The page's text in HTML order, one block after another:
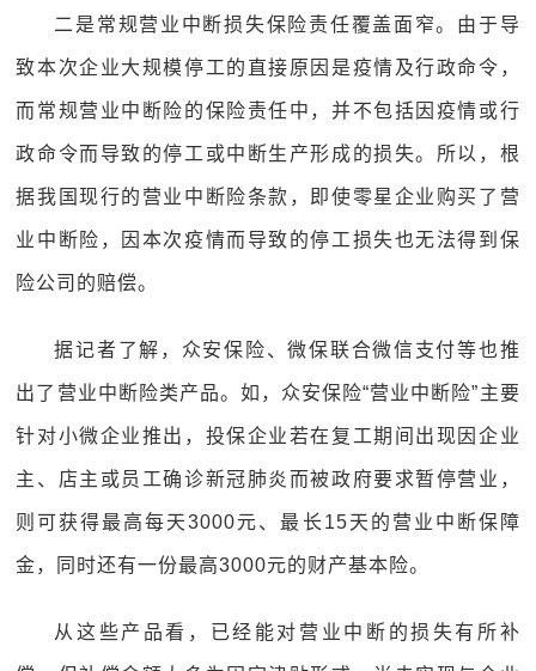
二是常规营业中断损失保险责任覆盖面窄。由于导
致本次企业大规模停工的直接原因是疫情及行政命令，
而常规营业中断险的保险责任中，并不包括因疫情或行
政命令而导致的停工或中断生产形成的损失。所以，根
据我国现行的营业中断险条款，即使零星企业购买了营
业中断险，因本次疫情而导致的停工损失也无法得到保
险公司的赔偿。
据记者了解，众安保险、微保联合微信支付等也推
出了营业中断险类产品。如，众安保险“营业中断险”主要
针对小微企业推出，投保企业若在复工期间出现因企业
主、店主或员工确诊新冠肺炎而被政府要求暂停营业，
则可获得最高每天3000元、最长15天的营业中断保障
金，同时还有一份最高3000元的财产基本险。
从这些产品看，已经能对营业中断的损失有所补